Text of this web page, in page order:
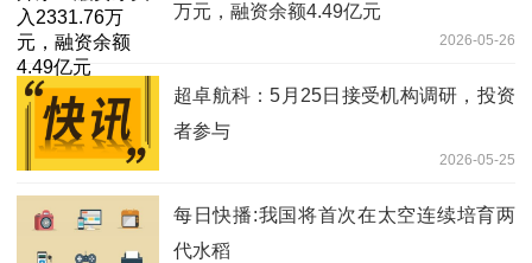
万元，融资余额4.49亿元
2026-05-26
超卓航科：5月25日接受机构调研，投资
者参与
2026-05-25
每日快播:我国将首次在太空连续培育两
代水稻